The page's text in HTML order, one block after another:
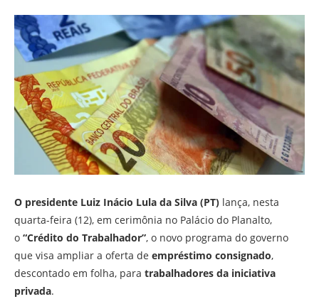
O presidente Luiz Inácio Lula da Silva (PT) lança, nesta
quarta-feira (12), em cerimônia no Palácio do Planalto,
o “Crédito do Trabalhador”, o novo programa do governo
que visa ampliar a oferta de empréstimo consignado,
descontado em folha, para trabalhadores da iniciativa
privada.